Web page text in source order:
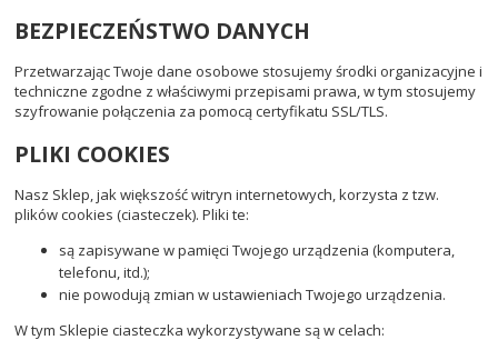
BEZPIECZEŃSTWO DANYCH
Przetwarzając Twoje dane osobowe stosujemy środki organizacyjne i
techniczne zgodne z właściwymi przepisami prawa, w tym stosujemy
szyfrowanie połączenia za pomocą certyfikatu SSL/TLS.
PLIKI COOKIES
Nasz Sklep, jak większość witryn internetowych, korzysta z tzw.
plików cookies (ciasteczek). Pliki te:
są zapisywane w pamięci Twojego urządzenia (komputera,
telefonu, itd.);
nie powodują zmian w ustawieniach Twojego urządzenia.
W tym Sklepie ciasteczka wykorzystywane są w celach: